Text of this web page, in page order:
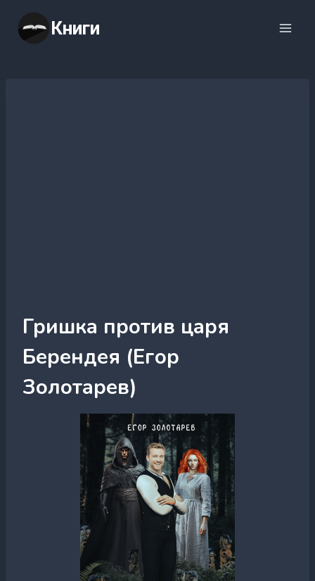
содержимому
Книги
Гришка против царя
Берендея (Егор
Золотарев)